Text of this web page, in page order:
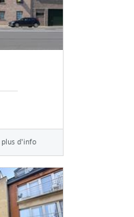
plus d'info